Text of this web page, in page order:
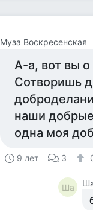
Муза Воскресенская
А-а, вот вы
Сотворишь
наши
одна моя
9 лет 3
Ша